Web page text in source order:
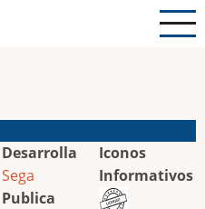
Desarrolla
Sega
Publica
Iconos
Informativos